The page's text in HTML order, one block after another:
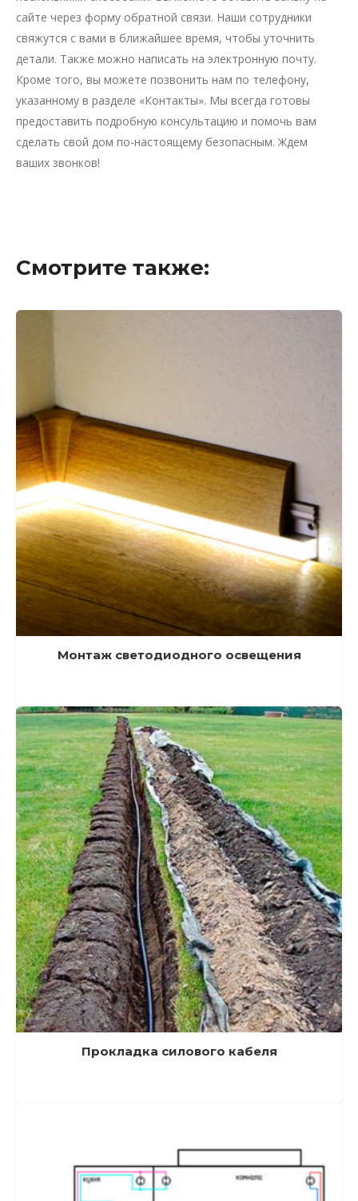
сайте через форму обратной связи. Наши сотрудники
свяжутся с вами в ближайшее время, чтобы уточнить
детали. Также можно написать на электронную почту.
Кроме того, вы можете позвонить нам по телефону,
указанному в разделе «Контакты». Мы всегда готовы
предоставить подробную консультацию и помочь вам
сделать свой дом по-настоящему безопасным. Ждем
ваших звонков!
Смотрите также:
Монтаж светодиодного освещения
Прокладка силового кабеля